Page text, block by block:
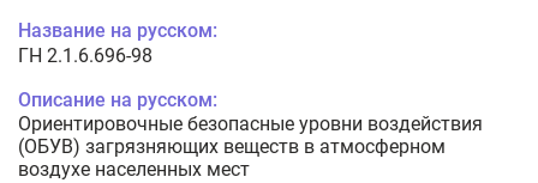
Название на русском:
ГН 2.1.6.696-98
Описание на русском:
Ориентировочные безопасные уровни воздействия
(ОБУВ) загрязняющих веществ в атмосферном
воздухе населенных мест